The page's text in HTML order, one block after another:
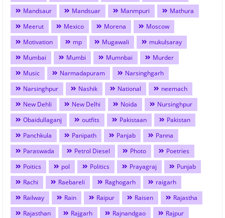
Mandsaur
Mandsuar Manmpuri
Mathura
Meerut
Mexico Morena
Moscow
Motivation
mp Mugawali
mukulsaray
Mumbai
Mumbi Mumnbai
Murder
Music
Narmadapuram
Narsinghgarh
Narsinghpur
Nashik National
neemach
New Dehli
New Delhi Noida
Nursinghpur
Obaidullaganj
outfits Pakistaan
Pakistan
Panchkula
Panipath Panjab
Panna
Paraswada
Petrol Diesel Photo
Poetries
Poitics
pol Politics Prayagraj
Punjab
Rachi
Raebareli Raghogarh
raigarh
Railway
Rain Raipur Raisen
Rajastha
Rajasthan
Rajgarh Rajnandgao
Rajpur